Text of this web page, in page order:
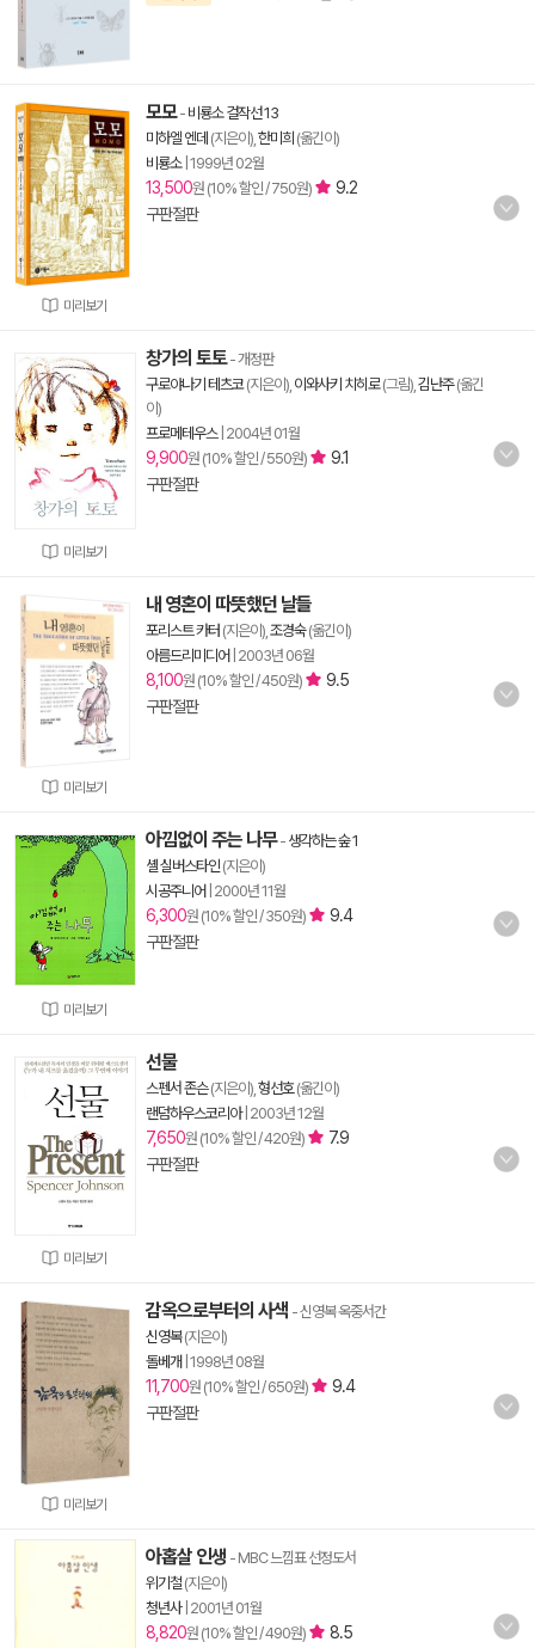
미리보기
모모- 비룡소 걸작선 13
미하엘 엔데 (지은이), 한미희 (옮긴이)
비룡소| 1999년 02월
13,500원 (10% 할인 / 750원)
9.2
구판절판
미리보기
창가의 토토- 개정판
구로야나기 테츠코(지은이), 이와사키 치히로(그림), 김난주(옮긴
이)
프로메테우스| 2004년 01월
9,900원 (10% 할인 / 550원)
9.1
구판절판
미리보기
내 영혼이 따뜻했던 날들
포리스트 카터 (지은이), 조경숙(옮긴이)
아름드리미디어 2003년 06월
8,100원 (10% 할인 / 450원)
9.5
구판절판
미리보기
아낌없이 주는 나무- 생각하는 숲 1
셸 실버스타인 (지은이)
시공주니어 2000년 11월
6,300원 (10% 할인 / 350원)
9.4
구판절판
미리보기
선물
스펜서 존슨(지은이), 형선호(옮긴이)
랜덤하우스코리아| 2003년 12월
7,650원 (10% 할인 / 420원)
7.9
구판절판
미리보기
감옥으로부터의 사색 - 신영복 옥중서간
신영복(지은이)
돌베개 1998년 08월
11,700원 (10% 할인 / 650원)
9.4
구판절판
아홉살 인생 - MBC 느낌표 선정도서
위기철 (지은이)
청년사| 2001년 01월
8,820원 (10% 할인 / 490원)
8.5